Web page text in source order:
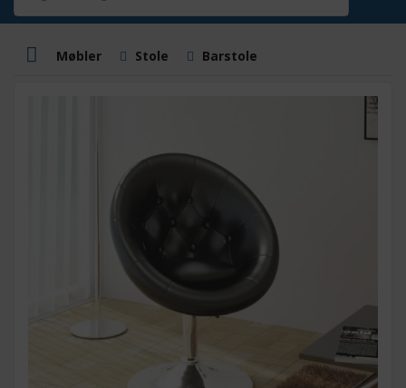
Møbler Stole Barstole